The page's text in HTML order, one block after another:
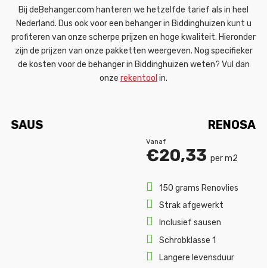
Bij deBehanger.com hanteren we hetzelfde tarief als in heel
Nederland. Dus ook voor een behanger in Biddinghuizen kunt u
profiteren van onze scherpe prijzen en hoge kwaliteit. Hieronder
zijn de prijzen van onze pakketten weergeven. Nog specifieker
de kosten voor de behanger in Biddinghuizen weten? Vul dan
onze rekentool in.